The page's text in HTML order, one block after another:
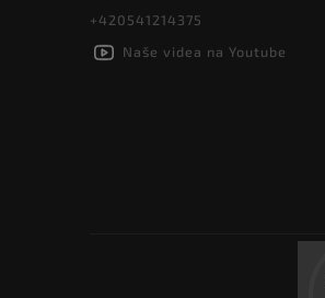
+420541214375
Naše videa na Youtube